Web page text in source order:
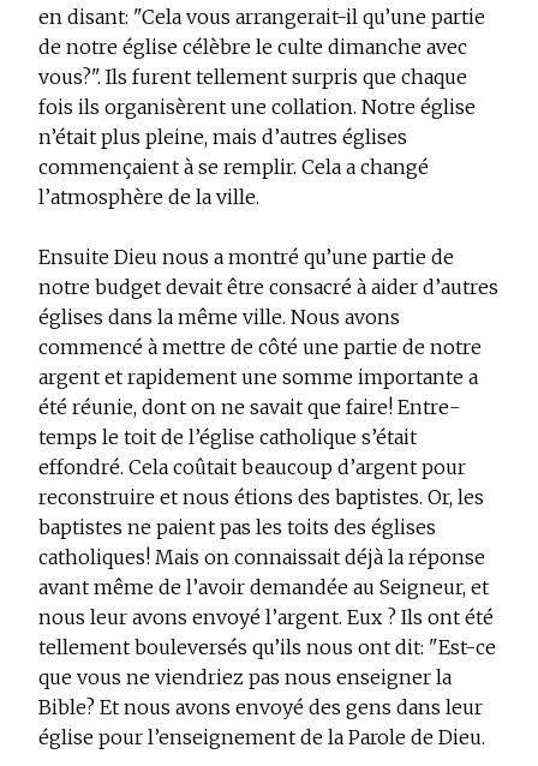
en disant: "Cela vous arrangerait-il qu’une partie
de notre église célèbre le culte dimanche avec
vous?". Ils furent tellement surpris que chaque
fois ils organisèrent une collation. Notre église
n’était plus pleine, mais d’autres églises
commençaient à se remplir. Cela a changé
l’atmosphère de la ville.
Ensuite Dieu nous a montré qu’une partie de
notre budget devait être consacré à aider d’autres
églises dans la même ville. Nous avons
commencé à mettre de côté une partie de notre
argent et rapidement une somme importante a
été réunie, dont on ne savait que faire! Entre-
temps le toit de l’église catholique s’était
effondré. Cela coûtait beaucoup d’argent pour
reconstruire et nous étions des baptistes. Or, les
baptistes ne paient pas les toits des églises
catholiques! Mais on connaissait déjà la réponse
avant même de l’avoir demandée au Seigneur, et
nous leur avons envoyé l’argent. Eux ? Ils ont été
tellement bouleversés qu’ils nous ont dit: "Est-ce
que vous ne viendriez pas nous enseigner la
Bible? Et nous avons envoyé des gens dans leur
église pour l’enseignement de la Parole de Dieu.